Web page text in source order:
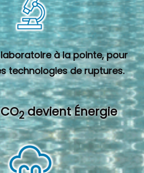
à la pointe, pour
technologies de ruptures.
2devient Énergie